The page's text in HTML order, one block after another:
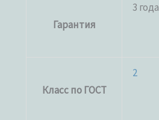
Гарантия
3 года
Класс по ГОСТ
2